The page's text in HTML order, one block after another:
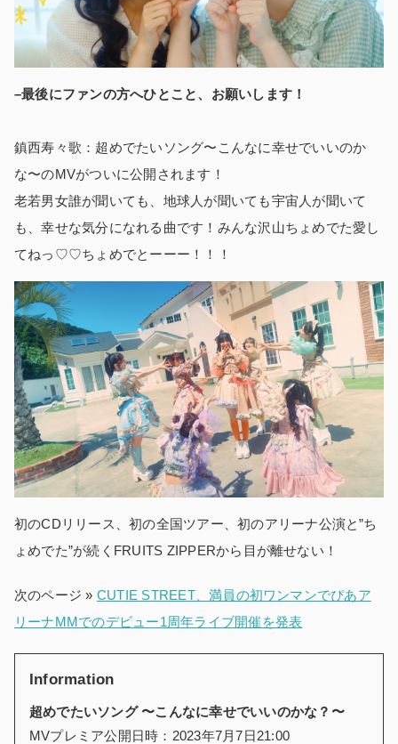
–最後にファンの方へひとこと、お願いします！
鎮西寿々歌：超めでたいソング〜こんなに幸せでいいのか
な〜のMVがついに公開されます！
老若男女誰が聞いても、地球人が聞いても宇宙人が聞いて
も、幸せな気分になれる曲です！みんな沢山ちょめでた愛し
てねっ♡♡ちょめでとーーー！！！
初のCDリリース、初の全国ツアー、初のアリーナ公演と”ち
ょめでた”が続くFRUITS ZIPPERから目が離せない！
次のページ » CUTIE STREET、満員の初ワンマンでぴあア
リーナMMでのデビュー1周年ライブ開催を発表
Information
超めでたいソング 〜こんなに幸せでいいのかな？〜
MVプレミア公開日時：2023年7月7日21:00